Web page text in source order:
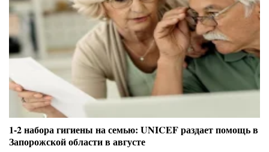
1-2 набора гигиены на семью: UNICEF раздает помощь в
Запорожской области в августе